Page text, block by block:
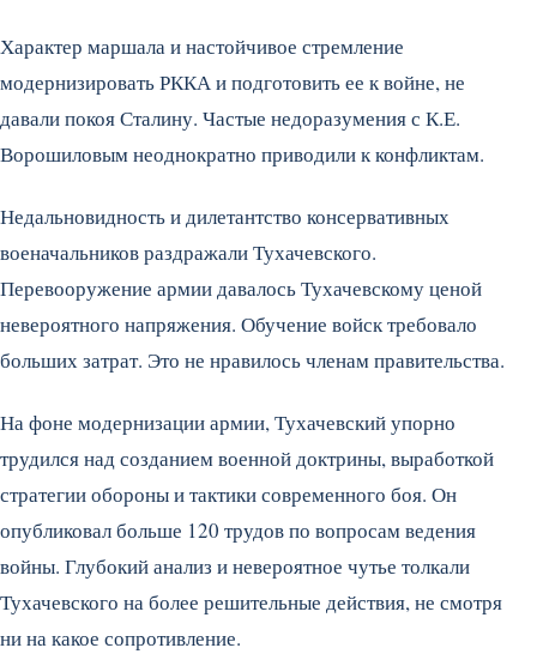
Характер маршала и настойчивое стремление
модернизировать РККА и подготовить ее к войне, не
давали покоя Сталину. Частые недоразумения с К.Е.
Ворошиловым неоднократно приводили к конфликтам.
Недальновидность и дилетантство консервативных
военачальников раздражали Тухачевского.
Перевооружение армии давалось Тухачевскому ценой
невероятного напряжения. Обучение войск требовало
больших затрат. Это не нравилось членам правительства.
На фоне модернизации армии, Тухачевский упорно
трудился над созданием военной доктрины, выработкой
стратегии обороны и тактики современного боя. Он
опубликовал больше 120 трудов по вопросам ведения
войны. Глубокий анализ и невероятное чутье толкали
Тухачевского на более решительные действия, не смотря
ни на какое сопротивление.